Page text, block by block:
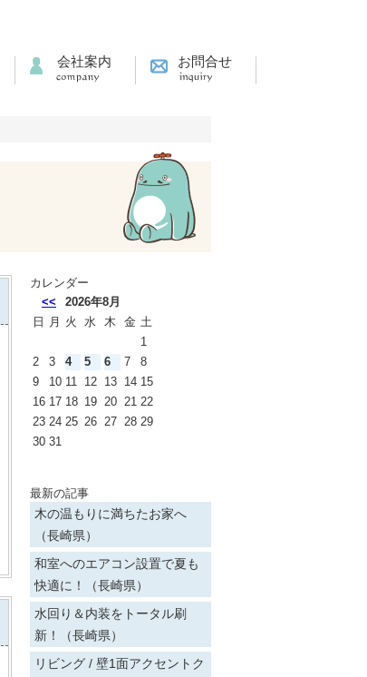
会社案内 お問合せ
カレンダー
<<
2026年8月
日
月 火 水 木 金 土
1
2
3 4 5 6 7
8
9
10 11 12 13 14 15
16 17 18 19 20 21 22
23 24 25 26 27 28 29
30 31
最新の記事
木の温もりに満ちたお家へ
（長崎県）
和室へのエアコン設置で夏も
快適に！（長崎県）
水回り＆内装をトータル刷
新！（長崎県）
リビング / 壁1面アクセントク